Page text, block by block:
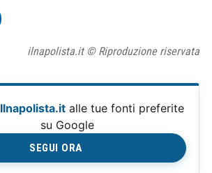
ilnapolista.it © Riproduzione riservata
Ilnapolista.it alle tue fonti preferite
su Google
SEGUI ORA